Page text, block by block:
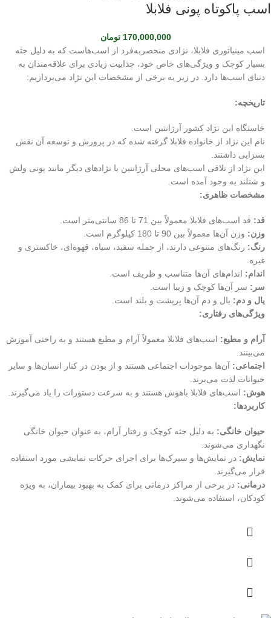
اسب پاکوتاه پونی فلابلا
170,000,000 تومان
اسب مینیاتوری فلابلا، نژادی منحصربه‌فرد از اسب‌هاست که به دلیل جثه
بسیار کوچک و ویژگی‌های خاص خود، جذابیت زیادی برای علاقه‌مندان به
دنیای اسب‌ها دارد. در زیر به برخی از مشخصات این نژاد می‌پردازیم:
تاریخچه:
خاستگاه این نژاد کشور آرژانتین است.
نام این نژاد از خانواده فلابلا گرفته شده که در پرورش و توسعه آن نقش
بسزایی داشتند.
این نژاد از تلاقی اسب‌های محلی آرژانتین با نژادهای دیگر مانند پونی ولش
و شتلند به وجود آمده است.
مشخصات ظاهری:
قد: قد اسب‌های فلابلا معمولاً بین 71 تا 86 سانتی‌متر است.
وزن: وزن آن‌ها معمولاً بین 90 تا 180 کیلوگرم است.
رنگ: رنگ‌های متنوعی دارند، از جمله سفید، سیاه، قهوه‌ای، خاکستری و
غیره.
اندام: اندام‌های آن‌ها متناسب و ظریف است.
سر: سر آن‌ها کوچک و زیبا است.
یال و دم: یال و دم آن‌ها پرپشت و بلند است.
ویژگی‌های رفتاری:
آرام و مطیع: اسب‌های فلابلا معمولاً آرام و مطیع هستند و به راحتی آموزش
می‌بینند.
اجتماعی: آن‌ها موجودات اجتماعی هستند و از بودن در کنار انسان‌ها و سایر
حیوانات لذت می‌برند.
هوش: اسب‌های فلابلا باهوش هستند و به سرعت دستورات را یاد می‌گیرند.
کاربردها:
حیوان خانگی: به دلیل جثه کوچک و رفتار آرام، به عنوان حیوان خانگی
نگهداری می‌شوند.
نمایش: در نمایش‌ها و سیرک‌ها برای اجرای حرکات نمایشی مورد استفاده
قرار می‌گیرند.
درمانی: در برخی از مراکز درمانی برای کمک به بهبود بیماران، به ویژه
کودکان، استفاده می‌شوند.